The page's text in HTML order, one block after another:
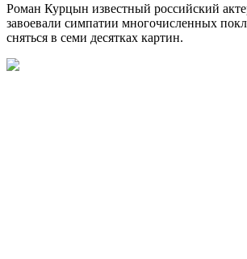
Роман Курцын известный российский
завоевали симпатии многочисленных
сняться в семи десятках картин.